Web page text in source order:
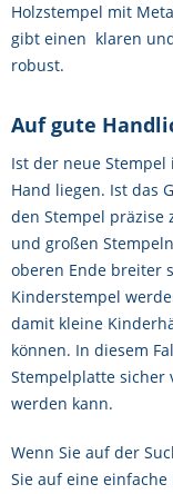
Holzstempel mit
gibt einen klaren
robust.
Auf gute
Ist der neue
Hand liegen. Ist das
den Stempel präzise
und großen
oberen Ende breiter
Kinderstempel
damit kleine
können. In diesem
Stempelplatte sicher
werden kann.
Wenn Sie auf der
Sie auf eine